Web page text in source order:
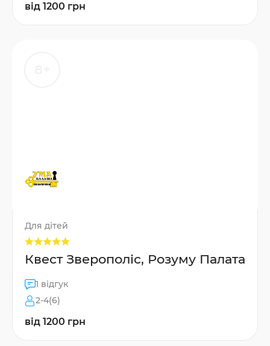
від 1200 грн
Для дітей
Квест Зверополіс, Розуму Палата
1 відгук
2-4(6)
від 1200 грн